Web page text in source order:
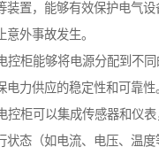
装置，能够有效保护电气设
外事故发生。
控柜能够将电源分配到不
电力供应的稳定性和可靠性
控柜可以集成传感器和仪表
状态（如电流、电压、温